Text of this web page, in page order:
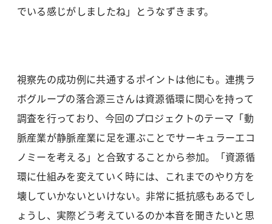
でいる感じがしましたね」とうなずきます。
視察先の成功例に共通するポイントは他にも。連携ラ
ボグループの落合源三さんは資源循環に関心を持って
調査を行っており、今回のプロジェクトのテーマ「動
脈産業が静脈産業に足を運ぶことでサーキュラーエコ
ノミーを考える」と合致することから参加。「資源循
環に仕組みを変えていく時には、これまでのやり方を
壊していかないといけない。非常に抵抗感もあるでし
ょうし、実際どう考えているのか本音を聞きたいと思